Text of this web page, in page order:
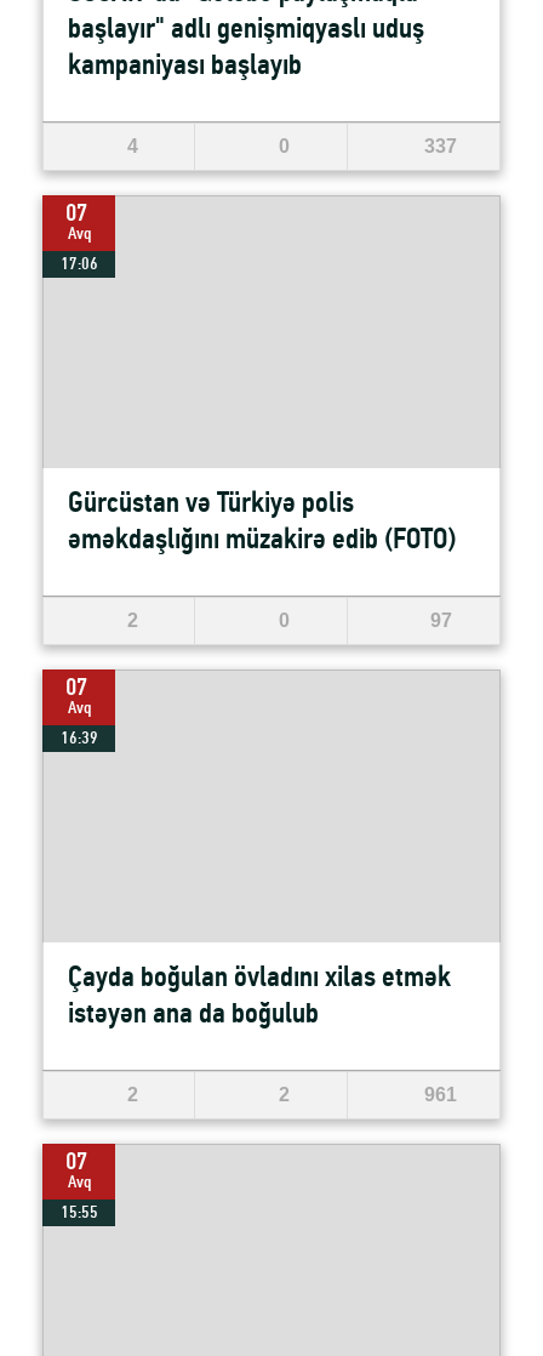
başlayır" adlı genişmiqyaslı uduş
kampaniyası başlayıb
4 0 337
07
Avq
17:06
Gürcüstan və Türkiyə polis
əməkdaşlığını müzakirə edib (FOTO)
2 0 97
07
Avq
16:39
Çayda boğulan övladını xilas etmək
istəyən ana da boğulub
2 2 961
07
Avq
15:55